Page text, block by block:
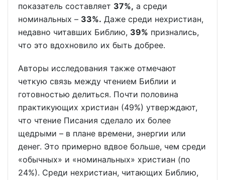
показатель составляет 37%, а среди
номинальных – 33%. Даже среди нехристиан,
недавно читавших Библию, 39% признались,
что это вдохновило их быть добрее.
Авторы исследования также отмечают
четкую связь между чтением Библии и
готовностью делиться. Почти половина
практикующих христиан (49%) утверждают,
что чтение Писания сделало их более
щедрыми – в плане времени, энергии или
денег. Это примерно вдвое больше, чем среди
«обычных» и «номинальных» христиан (по
24%). Среди нехристиан, читающих Библию,